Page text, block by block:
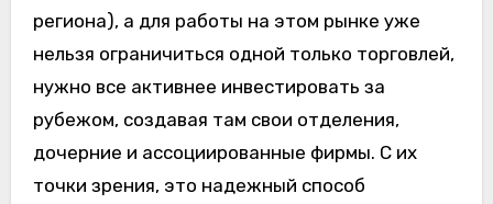
региона), а для работы на этом рынке уже
нельзя ограничиться одной только торговлей,
нужно все активнее инвестировать за
рубежом, создавая там свои отделения,
дочерние и ассоциированные фирмы. С их
точки зрения, это надежный способ